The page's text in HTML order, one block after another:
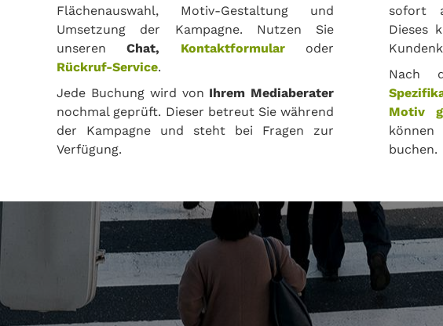
Flächenauswahl, Motiv-Gestaltung und
Umsetzung der Kampagne. Nutzen Sie
unserenChat, Kontaktformularoder
Rückruf-Service.
Jede Buchung wird von Ihrem Mediaberater
nochmal geprüft. Dieser betreut Sie während
der Kampagne und steht bei Fragen zur
Verfügung.
sofort
Dieses
Nach
Motiv
buchen.